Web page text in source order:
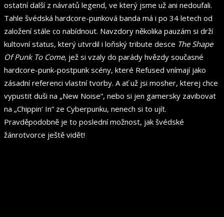
ostatní další z návratů legend, ve který jsme už ani nedoufali.
Tahle švédská hardcore-punková banda má i po 34 letech od
založení stále co nabídnout. Navzdory několika pauzám si drží
kultovní status, který utvrdil i loňský tribute desce The Shape
Of Punk To Come, jež si vzaly do parády hvězdy současné
hardcore-punk-postpunk scény, které Refused vnímají jako
zásadní referenci vlastní tvorby. A ať už jsi mosher, kterej chce
vypustit duši na „New Noise“, nebo si jen gamersky zavibovat
na „Chippin‘ In” ze Cyberpunku, nenech si to ujít.
Pravděpodobně je to poslední možnost, jak švédské
žánrotvorce ještě vidět!